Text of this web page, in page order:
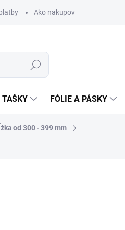
Ako nakupovať
Hľadať
TAŠKY FÓLIE A PÁSKY
od 300 - 399 mm